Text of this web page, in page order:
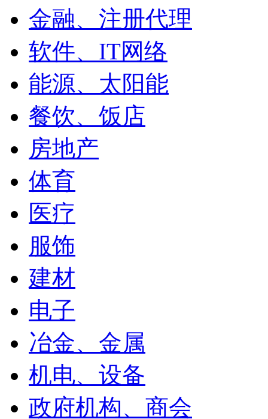
金融、注册代理
软件、IT网络
能源、太阳能
餐饮、饭店
房地产
体育
医疗
服饰
建材
电子
冶金、金属
机电、设备
政府机构、商会